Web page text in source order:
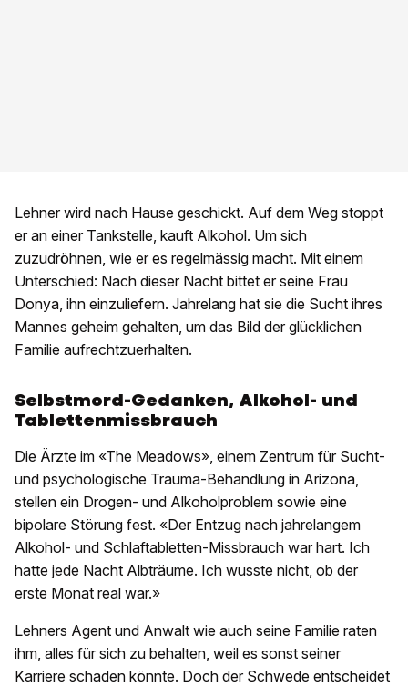
Lehner wird nach Hause geschickt. Auf dem Weg stoppt
er an einer Tankstelle, kauft Alkohol. Um sich
zuzudröhnen, wie er es regelmässig macht. Mit einem
Unterschied: Nach dieser Nacht bittet er seine Frau
Donya, ihn einzuliefern. Jahrelang hat sie die Sucht ihres
Mannes geheim gehalten, um das Bild der glücklichen
Familie aufrechtzuerhalten.
Selbstmord-Gedanken, Alkohol- und
Tablettenmissbrauch
Die Ärzte im «The Meadows», einem Zentrum für Sucht-
und psychologische Trauma-Behandlung in Arizona,
stellen ein Drogen- und Alkoholproblem sowie eine
bipolare Störung fest. «Der Entzug nach jahrelangem
Alkohol- und Schlaftabletten-Missbrauch war hart. Ich
hatte jede Nacht Albträume. Ich wusste nicht, ob der
erste Monat real war.»
Lehners Agent und Anwalt wie auch seine Familie raten
ihm, alles für sich zu behalten, weil es sonst seiner
Karriere schaden könnte. Doch der Schwede entscheidet